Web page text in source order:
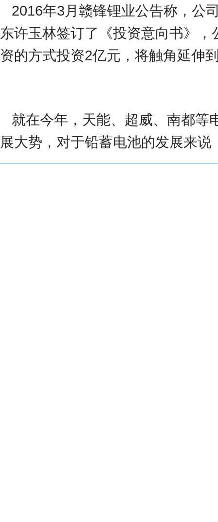
2016年3月赣锋锂业公告称，公
东许玉林签订了《投资意向书》
资的方式投资2亿元，将触角延伸
就在今年，天能、超威、南都等
展大势，对于铅蓄电池的发展来说